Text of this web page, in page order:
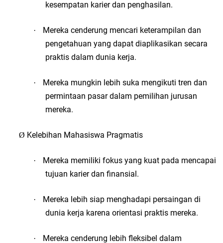
kesempatan karier dan penghasilan.
·
Mereka cenderung mencari keterampilan dan
pengetahuan yang dapat diaplikasikan secara
praktis dalam dunia kerja.
·
Mereka mungkin lebih suka mengikuti tren dan
permintaan pasar dalam pemilihan jurusan
mereka.
Ø Kelebihan Mahasiswa Pragmatis
·
Mereka memiliki fokus yang kuat pada mencapai
tujuan karier dan finansial.
·
Mereka lebih siap menghadapi persaingan di
dunia kerja karena orientasi praktis mereka.
·
Mereka cenderung lebih fleksibel dalam